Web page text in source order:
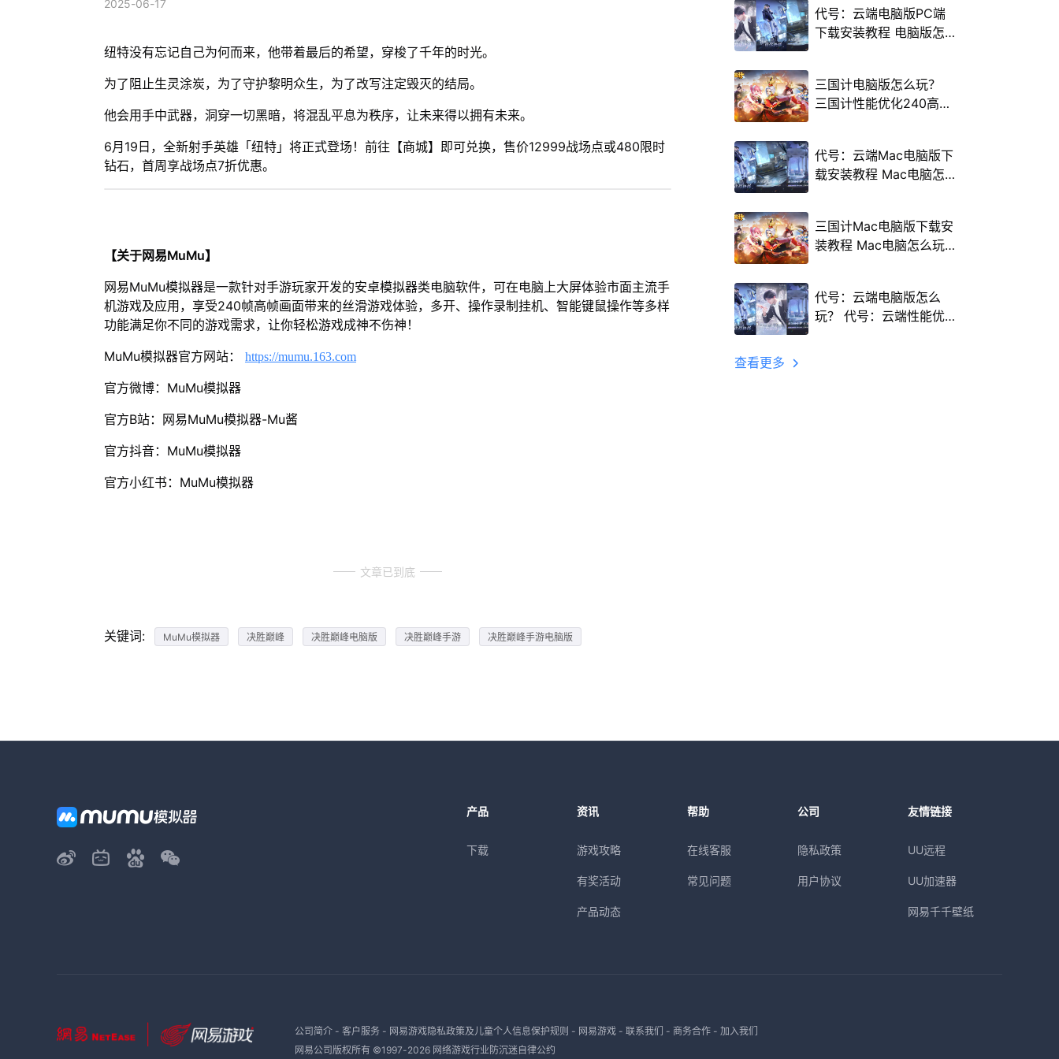
2025-06-17
纽特没有忘记自己为何而来，他带着最后的希望，穿梭了千年的时光。
为了阻止生灵涂炭，为了守护黎明众生，为了改写注定毁灭的结局。
他会用手中武器，洞穿一切黑暗，将混乱平息为秩序，让未来得以拥有未来。
6月19日，全新射手英雄「纽特」将正式登场！前往【商城】即可兑换，售价12999战场点或480限时
钻石，首周享战场点7折优惠。
【关于网易MuMu】
网易MuMu模拟器是一款针对手游玩家开发的安卓模拟器类电脑软件，可在电脑上大屏体验市面主流手
机游戏及应用，享受240帧高帧画面带来的丝滑游戏体验，多开、操作录制挂机、智能键鼠操作等多样
功能满足你不同的游戏需求，让你轻松游戏成神不伤神！
MuMu模拟器官方网站： https://mumu.163.com
官方微博：MuMu模拟器
官方B站：网易MuMu模拟器-Mu酱
官方抖音：MuMu模拟器
官方小红书：MuMu模拟器
文章已到底
关键词: MuMu模拟器 决胜巅峰 决胜巅峰电脑版 决胜巅峰手游 决胜巅峰手游电脑版
代号：云端电脑版PC端
下载安装教程 电脑版怎
三国计电脑版怎么玩？
三国计性能优化240高帧
代号：云端Mac电脑版下
载安装教程 Mac电脑怎
三国计Mac电脑版下载安
装教程 Mac电脑怎么玩
代号：云端电脑版怎么
玩？ 代号：云端性能优
查看更多
产品
下载
资讯
游戏攻略
有奖活动
产品动态
帮助
在线客服
常见问题
公司
隐私政策
用户协议
友情链接
UU远程
UU加速器
网易千千壁纸
公司简介- 客户服务- 网易游戏隐私政策及儿童个人信息保护规则 - 网易游戏- 联系我们 - 商务合作- 加入我们
网易公司版权所有 ©1997-2026 网络游戏行业防沉迷自律公约